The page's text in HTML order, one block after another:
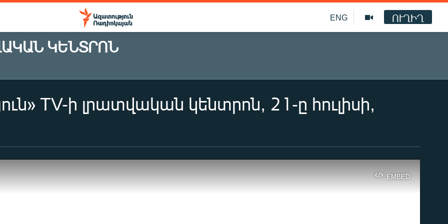
ENG ՈՒՂԻՂ
ԿԵՆՏՐՈՆ
TV-ի լրատվական կենտրոն, 21-ը հուլիսի,
EMBED